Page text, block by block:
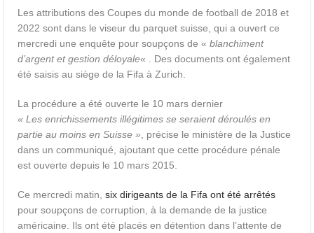
Les attributions des Coupes du monde de football de 2018 et
2022 sont dans le viseur du parquet suisse, qui a ouvert ce
mercredi une enquête pour soupçons de «blanchiment
d’argent et gestion déloyale« . Des documents ont également
été saisis au siège de la Fifa à Zurich.
La procédure a été ouverte le 10 mars dernier
« Les enrichissements illégitimes se seraient déroulés en
partie au moins en Suisse » , précise le ministère de la Justice
dans un communiqué, ajoutant que cette procédure pénale
est ouverte depuis le 10 mars 2015.
Ce mercredi matin,six dirigeants de la Fifa ont été arrêtés
pour soupçons de corruption, à la demande de la justice
américaine. Ils ont été placés en détention dans l’attente de